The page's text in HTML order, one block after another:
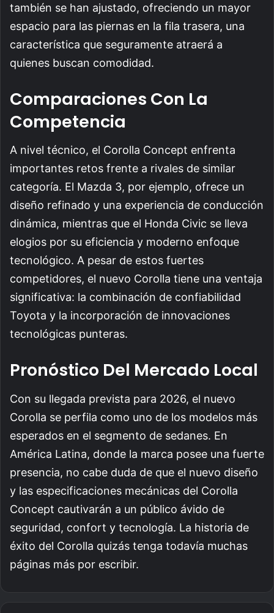
también se han ajustado, ofreciendo un mayor
espacio para las piernas en la fila trasera, una
característica que seguramente atraerá a
quienes buscan comodidad.
Comparaciones Con La
Competencia
A nivel técnico, el Corolla Concept enfrenta
importantes retos frente a rivales de similar
categoría. El Mazda 3, por ejemplo, ofrece un
diseño refinado y una experiencia de conducción
dinámica, mientras que el Honda Civic se lleva
elogios por su eficiencia y moderno enfoque
tecnológico. A pesar de estos fuertes
competidores, el nuevo Corolla tiene una ventaja
significativa: la combinación de confiabilidad
Toyota y la incorporación de innovaciones
tecnológicas punteras.
Pronóstico Del Mercado Local
Con su llegada prevista para 2026, el nuevo
Corolla se perfila como uno de los modelos más
esperados en el segmento de sedanes. En
América Latina, donde la marca posee una fuerte
presencia, no cabe duda de que el nuevo diseño
y las especificaciones mecánicas del Corolla
Concept cautivarán a un público ávido de
seguridad, confort y tecnología. La historia de
éxito del Corolla quizás tenga todavía muchas
páginas más por escribir.